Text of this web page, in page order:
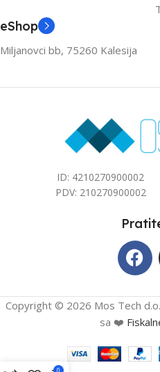
ZA PROSTOR DO (M2)
40
eShop
Miljanovci bb, 75260 Kalesija
ID: 4210270900002
PDV: 210270900002
Copyright © 2026 Mos Tech
sa ❤️